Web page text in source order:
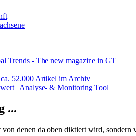
Trends - The new magazine in GT
52.000 Artikel im Archiv
...
denen da oben diktiert wird, sondern